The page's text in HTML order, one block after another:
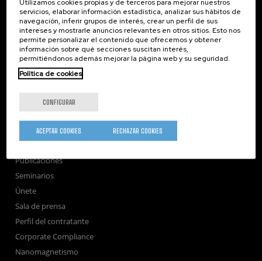
Subscribe to our Newsletter
nanoGUNE
Investigación
Formación
Sociedad
nanoPeople
Publicaciones
Seminarios
Únete
Sala de prensa
Perfil del contratante
Corporate Compliance
Nanomagnetismo
Utilizamos cookies propias y de terceros para mejorar nuestros
servicios, elaborar información estadística, analizar sus hábitos de
navegación, inferir grupos de interés, crear un perfil de sus
intereses y mostrarle anuncios relevantes en otros sitios. Esto nos
permite personalizar el contenido que ofrecemos y obtener
información sobre qué secciones suscitan interés,
permitiéndonos además mejorar la página web y su seguridad.
Política de cookies
CONFIGURAR
RECHAZAR COOKIES
ACEPTAR COOKIES